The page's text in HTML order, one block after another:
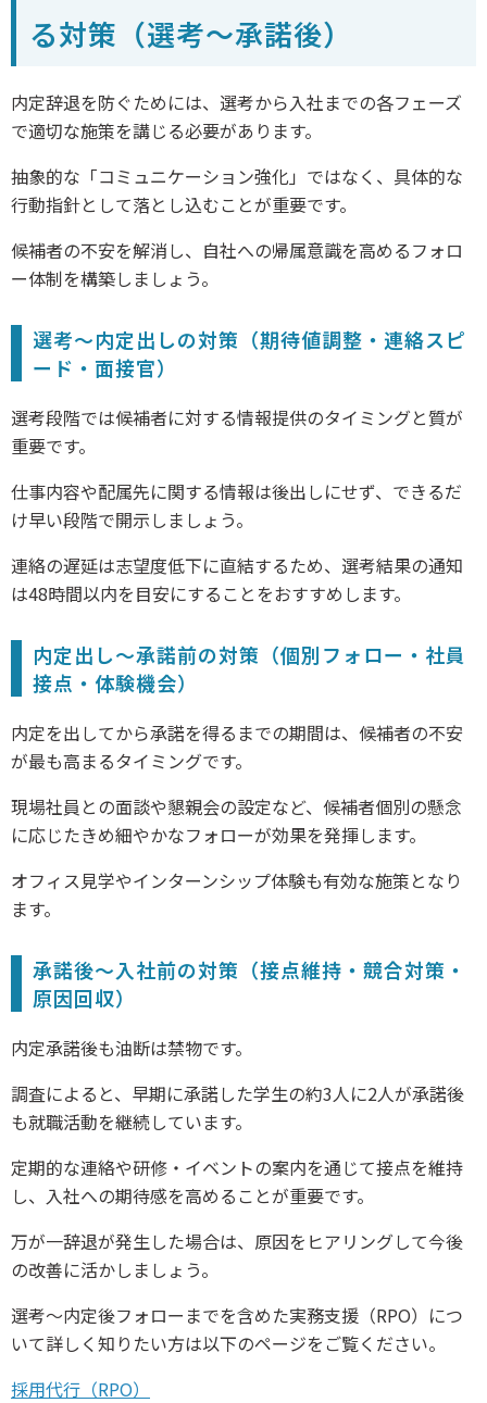
る対策（選考〜承諾後）
内定辞退を防ぐためには、選考から入社までの各フェーズ
で適切な施策を講じる必要があります。
抽象的な「コミュニケーション強化」ではなく、具体的な
行動指針として落とし込むことが重要です。
候補者の不安を解消し、自社への帰属意識を高めるフォロ
ー体制を構築しましょう。
選考〜内定出しの対策（期待値調整・連絡スピ
ード・面接官）
選考段階では候補者に対する情報提供のタイミングと質が
重要です。
仕事内容や配属先に関する情報は後出しにせず、できるだ
け早い段階で開示しましょう。
連絡の遅延は志望度低下に直結するため、選考結果の通知
は48時間以内を目安にすることをおすすめします。
内定出し〜承諾前の対策（個別フォロー・社員
接点・体験機会）
内定を出してから承諾を得るまでの期間は、候補者の不安
が最も高まるタイミングです。
現場社員との面談や懇親会の設定など、候補者個別の懸念
に応じたきめ細やかなフォローが効果を発揮します。
オフィス見学やインターンシップ体験も有効な施策となり
ます。
承諾後〜入社前の対策（接点維持・競合対策・
原因回収）
内定承諾後も油断は禁物です。
調査によると、早期に承諾した学生の約3人に2人が承諾後
も就職活動を継続しています。
定期的な連絡や研修・イベントの案内を通じて接点を維持
し、入社への期待感を高めることが重要です。
万が一辞退が発生した場合は、原因をヒアリングして今後
の改善に活かしましょう。
選考〜内定後フォローまでを含めた実務支援（RPO）につ
いて詳しく知りたい方は以下のページをご覧ください。
採用代行（RPO）